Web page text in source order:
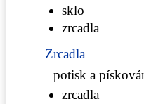
sklo
zrcadla
Zrcadla
potisk a
zrcadla